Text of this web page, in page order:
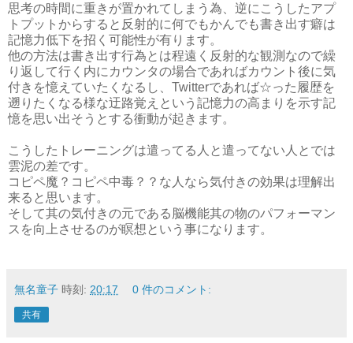
思考の時間に重きが置かれてしまう為、逆にこうしたアプ
トプットからすると反射的に何でもかんでも書き出す癖は
記憶力低下を招く可能性が有ります。
他の方法は書き出す行為とは程遠く反射的な観測なので繰
り返して行く内にカウンタの場合であればカウント後に気
付きを憶えていたくなるし、Twitterであれば☆った履歴を
遡りたくなる様な迂路覚えという記憶力の高まりを示す記
憶を思い出そうとする衝動が起きます。
こうしたトレーニングは遣ってる人と遣ってない人とでは
雲泥の差です。
コピペ魔？コピペ中毒？？な人なら気付きの効果は理解出
来ると思います。
そして其の気付きの元である脳機能其の物のパフォーマン
スを向上させるのが瞑想という事になります。
無名童子 時刻: 20:17 0 件のコメント:
共有